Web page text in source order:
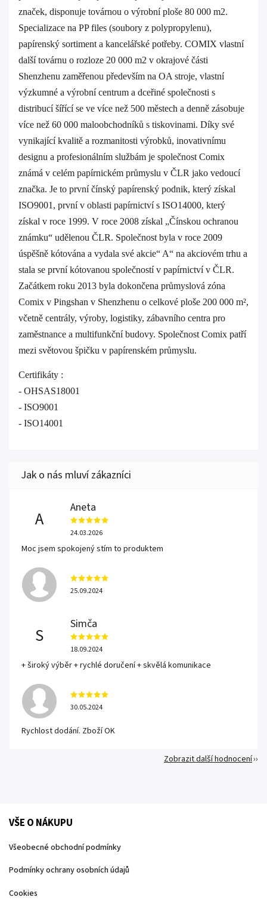
značek, disponuje továrnou o výrobní ploše 80 000 m2.
Specializace na PP files (soubory z polypropylenu),
papírenský sortiment a kancelářské potřeby. COMIX vlastní
další továrnu o rozloze 20 000 m2 v okrajové části
Shenzhenu zaměřenou především na OA stroje, vlastní
výzkumné a výrobní centrum a dceřiné společnosti s
distribucí šířící se ve více než 500 městech a denně zásobuje
více než 60 000 maloobchodníků s tiskovinami. Díky své
vynikající kvalitě a rozmanitosti výrobků, inovativnímu
designu a profesionálním službám je společnost Comix
známá v celém papírnickém průmyslu v ČLR jako vedoucí
značka. Je to první čínský papírenský podnik, který získal
ISO9001, první v oblasti papírnictví s ISO14000, který
získal v roce 1999. V roce 2008 získal „Čínskou ochranou
známku“ udělenou ČLR. Společnost byla v roce 2009
úspěšně kótována a vydala své akcie“ A“ na akciovém trhu a
stala se první kótovanou společností v papírnictví v ČLR.
Začátkem roku 2013 byla dokončena průmyslová zóna
Comix v Pingshan v Shenzhenu o celkové ploše 200 000 m²,
včetně centrály, výroby, logistiky, zábavního centra pro
zaměstnance a multifunkční budovy. Společnost Comix patří
mezi světovou špičku v papírenském průmyslu.
Certifikáty :
- OHSAS18001
- ISO9001
- ISO14001
A
Aneta
24.03.2026
Moc jsem spokojený stím to produktem
25.09.2024
S
Simča
18.09.2024
+ široký výběr + rychlé doručení + skvělá komunikace
30.05.2024
Rychlost dodání. Zboží OK
Zobrazit další hodnocení
VŠE O NÁKUPU
Všeobecné obchodní podmínky
Podmínky ochrany osobních údajů
Cookies